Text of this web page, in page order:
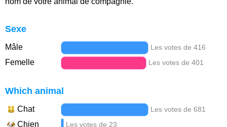
Sexe
Mâle Les votes de 416
Femelle Les votes de 401
Which animal
Chat Les votes de 681
Chien Les votes de 23